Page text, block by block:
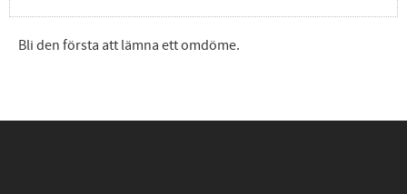
Bli den första att lämna ett omdöme.